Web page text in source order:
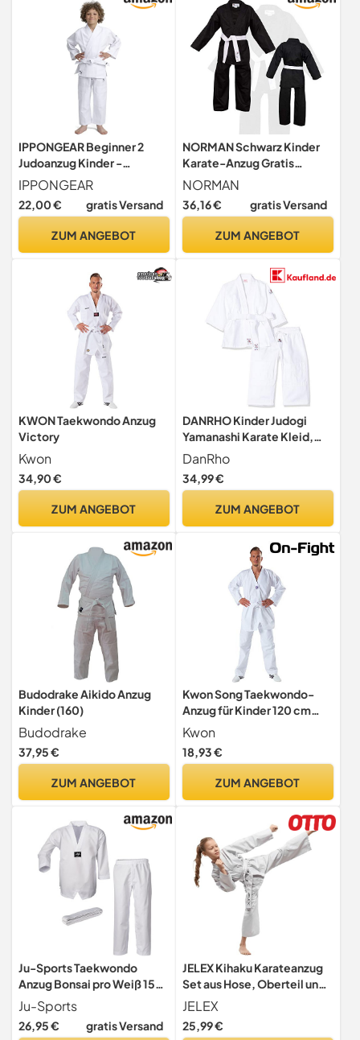
IPPONGEAR Beginner 2
Judoanzug Kinder -
Kampfsport Anzug Weiß
inkl. Gürtel
IPPONGEAR
22,00 € gratis Versand
ZUM ANGEBOT
NORMAN Schwarz Kinder
Karate-Anzug Gratis
Weißer Gürtel Kinder
Karate-Anzug - Schwarz,
140cm
NORMAN
36,16 € gratis Versand
ZUM ANGEBOT
KWON Taekwondo Anzug
Victory
Kwon
34,90 €
ZUM ANGEBOT
DANRHO Kinder Judogi
Yamanashi Karate Kleid,
Weiß, 130 cm
DanRho
34,99 €
ZUM ANGEBOT
Budodrake Aikido Anzug
Kinder (160)
Budodrake
37,95 €
ZUM ANGEBOT
Kwon Song Taekwondo-
Anzug für Kinder 120 cm
weiß
Kwon
18,93 €
ZUM ANGEBOT
Ju-Sports Taekwondo
Anzug Bonsai pro Weiß 150 I
Dobok Taekwondo speziell
für Kinder & Einsteiger I
Taekwondo Kimono inkl.
Ju-Sports
26,95 € gratis Versand
JELEX Kihaku Karateanzug
Set aus Hose, Oberteil und
Gürtel für Erwachsene und
Kinder. Für Karate, Judo und
andere Kampfsportarten
JELEX
25,99 €